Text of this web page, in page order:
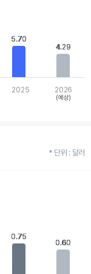
5.70
5.70
4.29
4.29
2025 2026
(예상)
* 단위 : 달러
0.75
0.75
0.60
0.60